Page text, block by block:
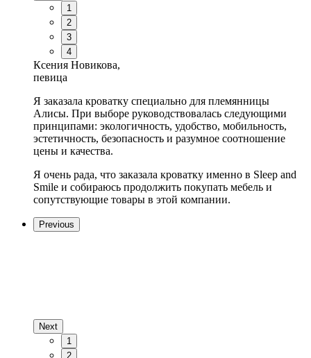
1
2
3
4
Ксения Новикова,
певица
Я заказала кроватку специально для племянницы
Алисы. При выборе руководствовалась следующими
принципами: экологичность, удобство, мобильность,
эстетичность, безопасность и разумное соотношение
цены и качества.
Я очень рада, что заказала кроватку именно в Sleep and
Smile и собираюсь продолжить покупать мебель и
сопутствующие товары в этой компании.
Previous
Next
1
2